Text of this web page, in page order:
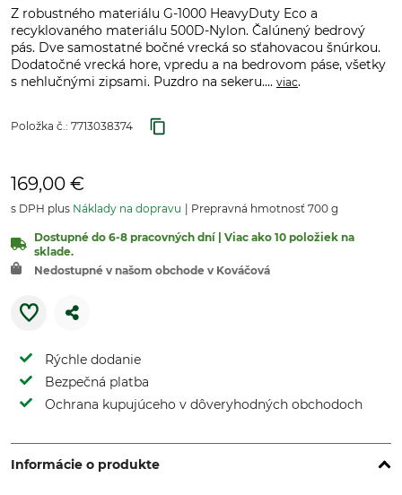
Z robustného materiálu G-1000 HeavyDuty Eco a
recyklovaného materiálu 500D-Nylon. Čalúnený bedrový
pás. Dve samostatné bočné vrecká so sťahovacou šnúrkou.
Dodatočné vrecká hore, vpredu a na bedrovom páse, všetky
s nehlučnými zipsami. Puzdro na sekeru.... viac.
Položka č.: 7713038374
169,00 €
s DPH plus Náklady na dopravu Prepravná hmotnosť 700 g
Dostupné do 6-8 pracovných dní | Viac ako 10 položiek na
sklade.
Nedostupné v našom obchode v Kováčová
Rýchle dodanie
Bezpečná platba
Ochrana kupujúceho v dôveryhodných obchodoch
Informácie o produkte